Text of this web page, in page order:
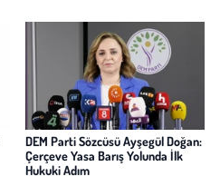
DEM Parti Sözcüsü Ayşegül Doğan:
Çerçeve Yasa Barış Yolunda İlk
Hukuki Adım